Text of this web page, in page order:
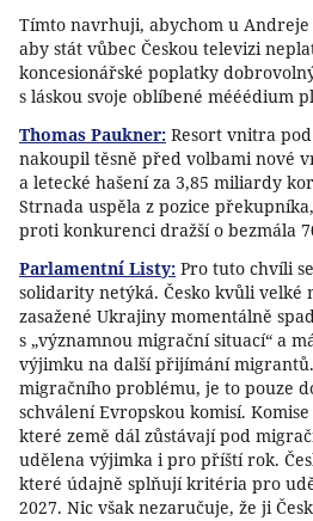
Tímto navrhuji, abychom u Andreje
aby stát vůbec Českou televizi
koncesionářské poplatky
s láskou svoje oblíbené mééédium
Thomas Paukner: Resort vnitra
nakoupil těsně před volbami nové
a letecké hašení za 3,85 miliardy
Strnada uspěla z pozice
proti konkurenci dražší o bezmála
Parlamentní Listy: Pro tuto chvíli
solidarity netýká. Česko kvůli velké
zasažené Ukrajiny momentálně
s „významnou migrační situací“ a
výjimku na další přijímání
migračního problému, je to pouze
schválení Evropskou komisí.
které země dál zůstávají pod
udělena výjimka i pro příští rok.
které údajně splňují kritéria pro
2027. Nic však nezaručuje, že ji